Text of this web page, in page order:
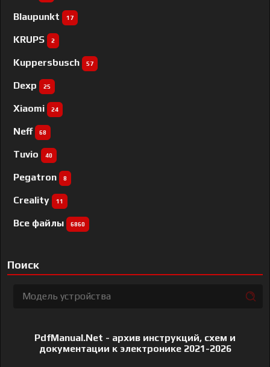
Blaupunkt 17
KRUPS 2
Kuppersbusch 57
Dexp 25
Xiaomi 24
Neff 68
Tuvio 40
Pegatron 8
Creality 11
Все файлы 6860
Поиск
PdfManual.Net - архив инструкций, схем и
документации к электронике 2021-2026